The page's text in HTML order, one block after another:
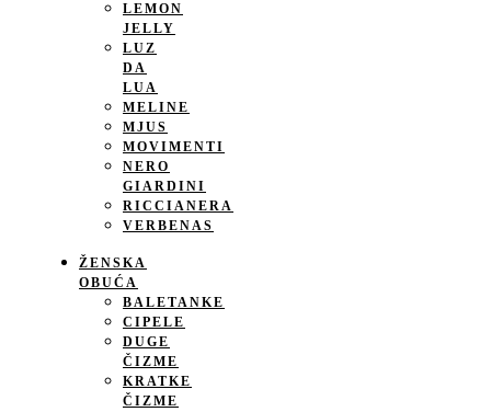
LEMON
JELLY
LUZ
DA
LUA
MELINE
MJUS
MOVIMENTI
NERO
GIARDINI
RICCIANERA
VERBENAS
ŽENSKA
OBUĆA
BALETANKE
CIPELE
DUGE
ČIZME
KRATKE
ČIZME